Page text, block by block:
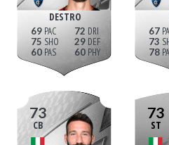
DESTRO
69
75
60
72
29
60
67
73
78
73
CB
73
ST